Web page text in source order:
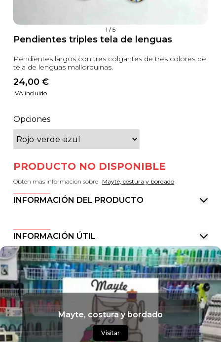
1 /5
Pendientes triples tela de lenguas
Pendientes largos con tres colgantes de tres colores de
tela de lenguas mallorquinas.
24,00 €
IVA incluido
Opciones
PRODUCTO NO DISPONIBLE
Obtén más información sobre Mayte, costura y bordado
INFORMACIÓN DEL PRODUCTO
INFORMACIÓN ÚTIL
Mayte, costura y bordado
Visitar